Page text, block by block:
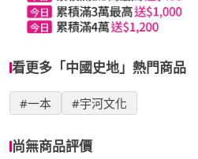
看更多「中國史地」熱門商品
#一本 #宇河文化
尚無商品評價